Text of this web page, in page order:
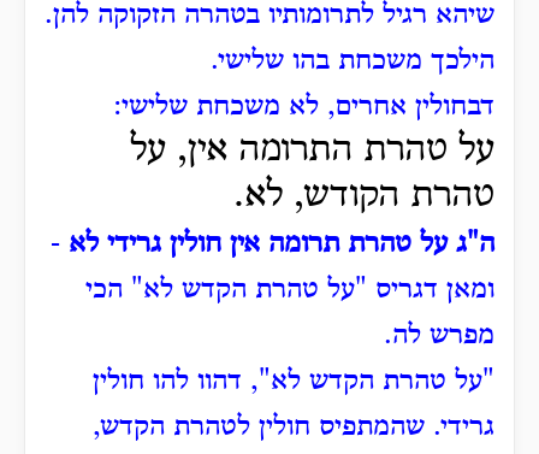
שיהא רגיל לתרומותיו בטהרה הזקוקה להן.
הילכך משכחת בהו שלישי.
דבחולין אחרים, לא משכחת שלישי:
על טהרת התרומה אין, על
טהרת הקודש, לא.
ה"ג על טהרת תרומה אין חולין גרידי לא -
ומאן דגריס "על טהרת הקדש לא" הכי
מפרש לה.
"על טהרת הקדש לא", דהוו להו חולין
גרידי. שהמתפיס חולין לטהרת הקדש,